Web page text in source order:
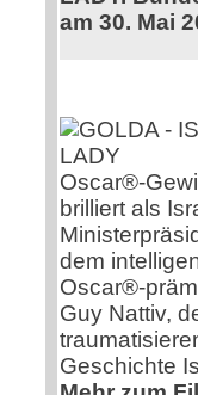
am 30. Mai
Oscar®-
brilliert als
dem
Oscar®-
Guy Nattiv,
Geschichte